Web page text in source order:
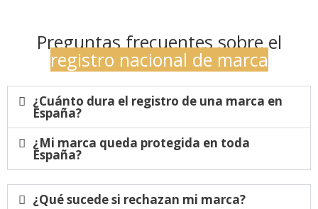
Preguntas frecuentes sobre el
registro nacional de marca
¿Cuánto dura el registro de una marca en
España?
¿Mi marca queda protegida en toda
España?
¿Qué sucede si rechazan mi marca?